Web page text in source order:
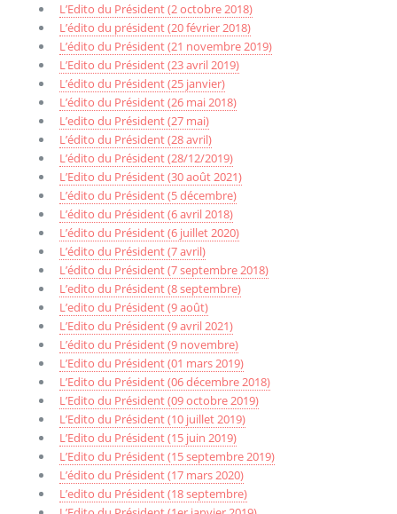
L’Edito du Président (2 octobre 2018)
L’édito du président (20 février 2018)
L’édito du Président (21 novembre 2019)
L’Edito du Président (23 avril 2019)
L’édito du Président (25 janvier)
L’édito du Président (26 mai 2018)
L’edito du Président (27 mai)
L’édito du Président (28 avril)
L’édito du Président (28/12/2019)
L’Edito du Président (30 août 2021)
L’édito du Président (5 décembre)
L’édito du Président (6 avril 2018)
L’édito du Président (6 juillet 2020)
L’édito du Président (7 avril)
L’édito du Président (7 septembre 2018)
L’edito du Président (8 septembre)
L’edito du Président (9 août)
L’Edito du Président (9 avril 2021)
L’édito du Président (9 novembre)
L’Edito du Président (01 mars 2019)
L’Edito du Président (06 décembre 2018)
L’Edito du Président (09 octobre 2019)
L’Edito du Président (10 juillet 2019)
L’Edito du Président (15 juin 2019)
L’Edito du Président (15 septembre 2019)
L’édito du Président (17 mars 2020)
L’edito du Président (18 septembre)